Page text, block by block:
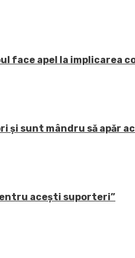
face apel la implicarea
și sunt mândru să apăr
acești suporteri”